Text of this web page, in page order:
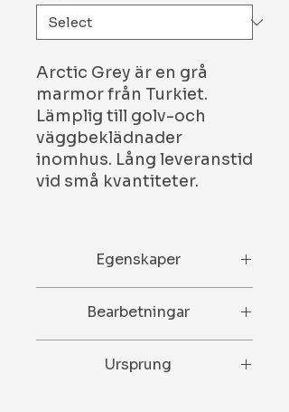
Arctic Grey är en grå
marmor från Turkiet.
Lämplig till golv-och
väggbeklädnader
inomhus. Lång leveranstid
vid små kvantiteter.
Egenskaper
Bearbetningar
Ursprung